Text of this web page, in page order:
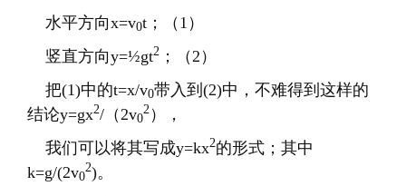
水平方向x=v0t ；（ 1 ）
竖直方向y=½gt2 ；（2 ）
把(1)中的t=x/v0带入到 (2)中，不难得到这样的
结论y=gx2/ （2v0
2 ），
我们可以将其写成y=kx2的形式；其中
k=g/(2v0
2)。